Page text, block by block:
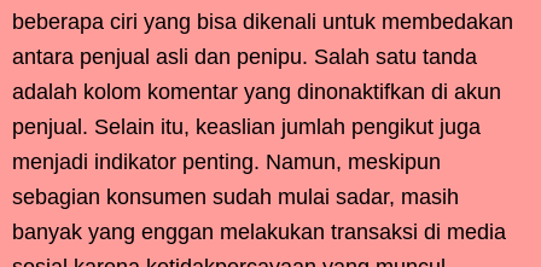
beberapa ciri yang bisa dikenali untuk membedakan
antara penjual asli dan penipu. Salah satu tanda
adalah kolom komentar yang dinonaktifkan di akun
penjual. Selain itu, keaslian jumlah pengikut juga
menjadi indikator penting. Namun, meskipun
sebagian konsumen sudah mulai sadar, masih
banyak yang enggan melakukan transaksi di media